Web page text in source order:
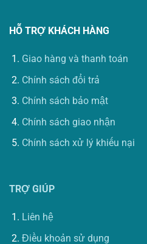
HỖ TRỢ KHÁCH HÀNG
Giao hàng và thanh toán
Chính sách đổi trả
Chính sách bảo mật
Chính sách giao nhận
Chính sách xử lý khiếu nại
TRỢ GIÚP
Liên hệ
Điều khoản sử dụng